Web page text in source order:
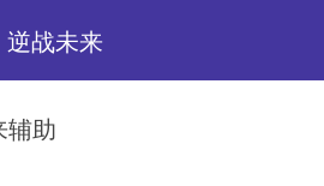
逆战未来
辅助